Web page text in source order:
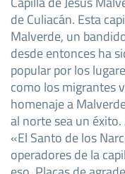
de Culiacán. Esta
Malverde, un
desde entonces ha
popular por los
como los migrantes
homenaje a
al norte sea un
«El Santo de los
operadores de la